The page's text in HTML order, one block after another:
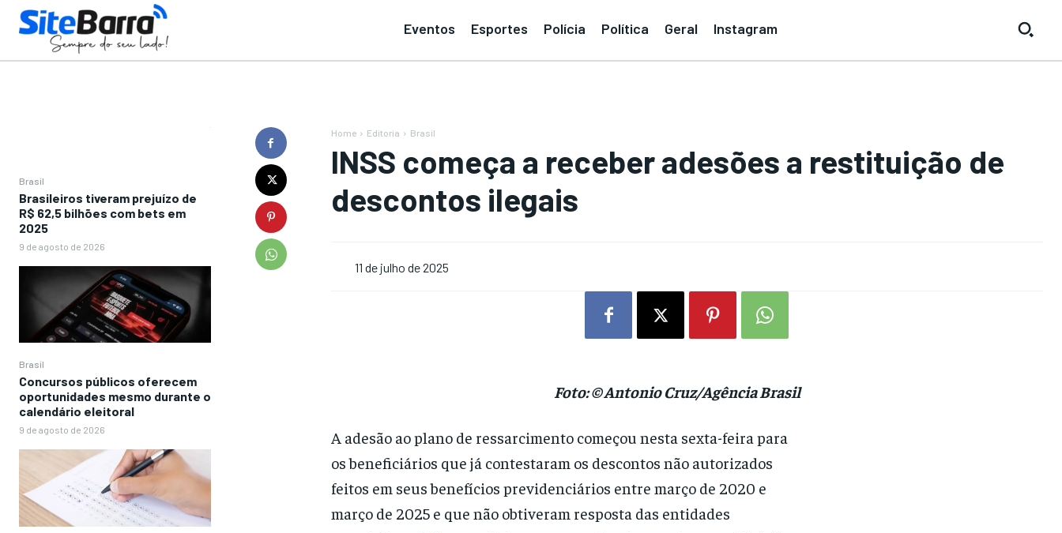
Eventos Esportes Polícia Política Geral Instagram
Brasil
Brasileiros tiveram prejuízo de
R$ 62,5 bilhões com bets em
2025
9 de agosto de 2026
Brasil
Concursos públicos oferecem
oportunidades mesmo durante o
calendário eleitoral
9 de agosto de 2026
Home Editoria Brasil
INSS começa a receber adesões a restituição de
descontos ilegais
11 de julho de 2025
Foto: © Antonio Cruz/Agência Brasil
A adesão ao plano de ressarcimento começou nesta sexta-feira para
os beneficiários que já contestaram os descontos não autorizados
feitos em seus benefícios previdenciários entre março de 2020 e
março de 2025 e que não obtiveram resposta das entidades